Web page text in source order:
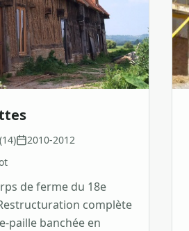
2010-2012
de ferme du 18e
complète
paille banchée en